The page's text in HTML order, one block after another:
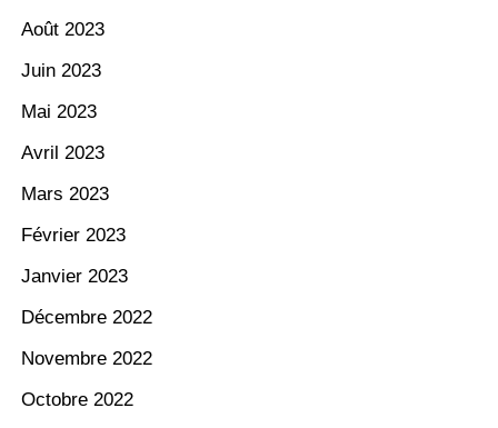
Août 2023
Juin 2023
Mai 2023
Avril 2023
Mars 2023
Février 2023
Janvier 2023
Décembre 2022
Novembre 2022
Octobre 2022